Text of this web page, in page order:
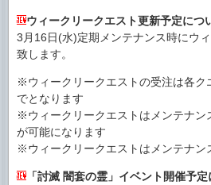
ウィークリークエスト更新予定につ
3月16日(水)定期メンテナンス時にウ
致します。
※ウィークリークエストの受注は各ク
でとなります
※ウィークリークエストはメンテナン
が可能になります
※ウィークリークエストはメンテナン
「討滅 闇套の霊」イベント開催予